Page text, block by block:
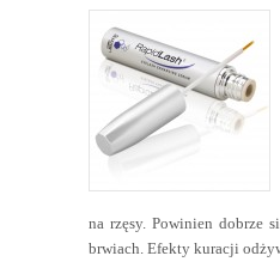
na rzęsy. Powinien dobrze
brwiach. Efekty kuracji